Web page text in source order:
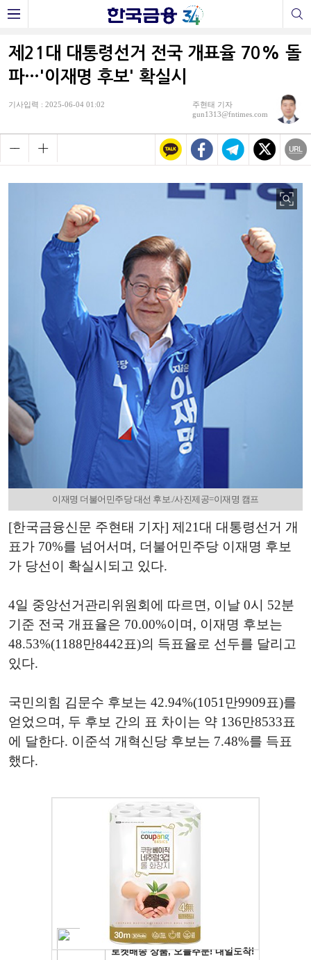
제21대 대통령선거 전국 개표율 70% 돌
파…'이재명 후보' 확실시
기사입력 : 2025-06-04 01:02
주현태 기자
gun1313@fntimes.com
이재명 더불어민주당 대선 후보./사진제공=이재명 캠프
[한국금융신문 주현태 기자] 제21대 대통령선거 개
표가 70%를 넘어서며, 더불어민주당 이재명 후보
가 당선이 확실시되고 있다.
4일 중앙선거관리위원회에 따르면, 이날 0시 52분
기준 전국 개표율은 70.00%이며, 이재명 후보는
48.53%(1188만8442표)의 득표율로 선두를 달리고
있다.
국민의힘 김문수 후보는 42.94%(1051만9909표)를
얻었으며, 두 후보 간의 표 차이는 약 136만8533표
에 달한다. 이준석 개혁신당 후보는 7.48%를 득표
했다.